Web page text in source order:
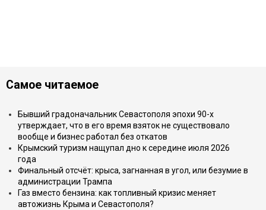
Самое читаемое
Бывший градоначальник Севастополя эпохи 90-х
утверждает, что в его время взяток не существовало
вообще и бизнес работал без откатов
Крымский туризм нащупал дно к середине июля 2026
года
Финальный отсчёт: крыса, загнанная в угол, или безумие в
администрации Трампа
Газ вместо бензина: как топливный кризис меняет
автожизнь Крыма и Севастополя?